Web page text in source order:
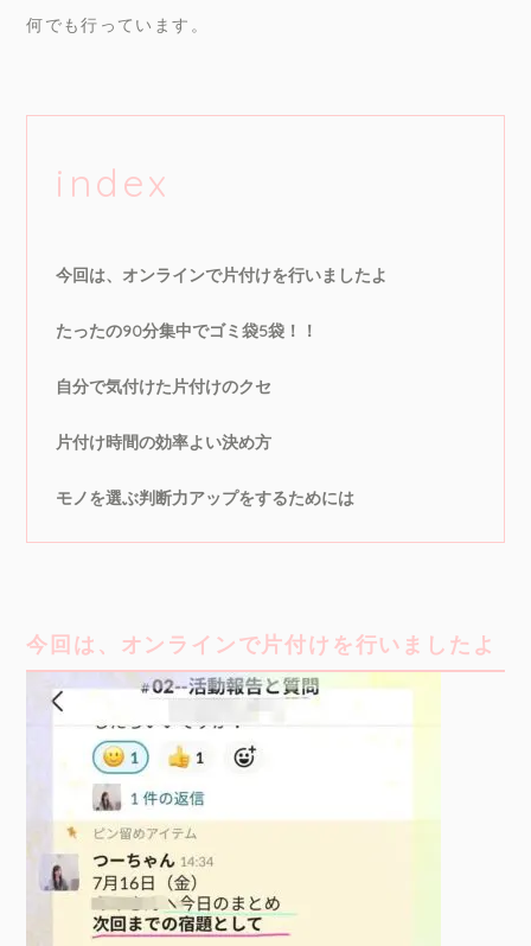
何でも行っています。
index
今回は、オンラインで片付けを行いましたよ
たったの90分集中でゴミ袋5袋！！
自分で気付けた片付けのクセ
片付け時間の効率よい決め方
モノを選ぶ判断力アップをするためには
今回は、オンラインで片付けを行いましたよ